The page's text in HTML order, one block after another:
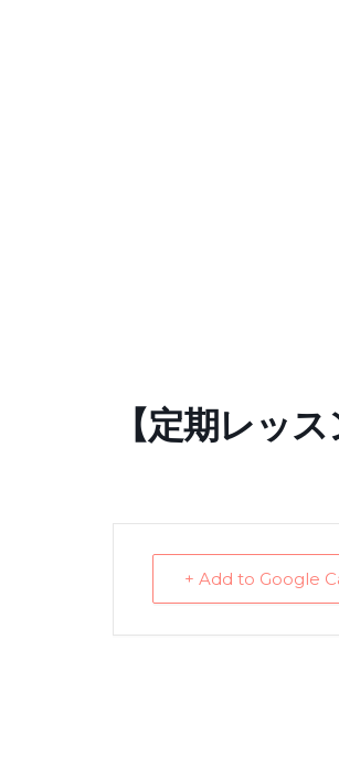
【定期レッ
+ Add to Google